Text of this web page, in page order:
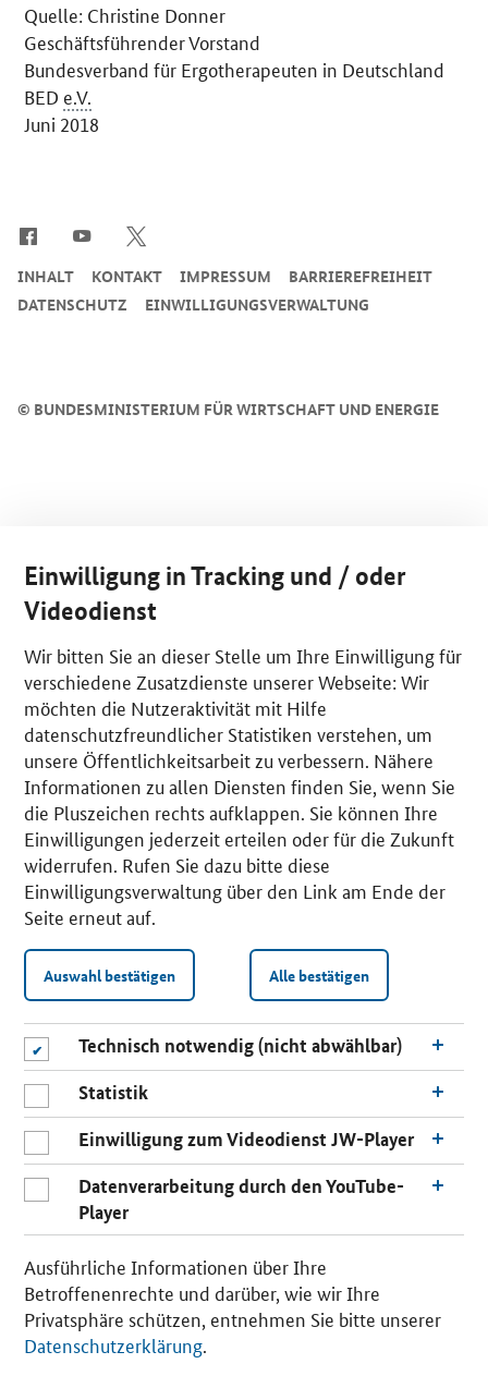
Quelle: Christine Donner
Geschäftsführender Vorstand
Bundesverband für Ergotherapeuten in Deutschland
BED e.V.
Juni 2018
n
© BUNDESMINISTERIUM FÜR WIRTSCHAFT UND ENERGIE
INHALT KONTAKT IMPRESSUM
BARRIEREFREIHEIT
DATENSCHUTZ
EINWILLIGUNGSVERWALTUNG
Einwilligung in Tracking und / oder
Videodienst
Wir bitten Sie an dieser Stelle um Ihre Einwilligung für
verschiedene Zusatzdienste unserer Webseite: Wir
möchten die Nutzeraktivität mit Hilfe
datenschutzfreundlicher Statistiken verstehen, um
unsere Öffentlichkeitsarbeit zu verbessern. Nähere
Informationen zu allen Diensten finden Sie, wenn Sie
die Pluszeichen rechts aufklappen. Sie können Ihre
Einwilligungen jederzeit erteilen oder für die Zukunft
widerrufen. Rufen Sie dazu bitte diese
Einwilligungsverwaltung über den Link am Ende der
Seite erneut auf.
Auswahl bestätigen Alle bestätigen
Technisch notwendig (nicht abwählbar)
Statistik
Einwilligung zum Videodienst JW-Player
Datenverarbeitung durch den YouTube-
Player
Ausführliche Informationen über Ihre
Betroffenenrechte und darüber, wie wir Ihre
Privatsphäre schützen, entnehmen Sie bitte unserer
Datenschutzerklärung.